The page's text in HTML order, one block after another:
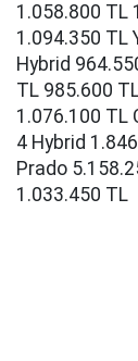
1.058.800 TL
1.094.350 TL
Hybrid
TL 985.600
1.076.100 TL
4 Hybrid
Prado
1.033.450 TL